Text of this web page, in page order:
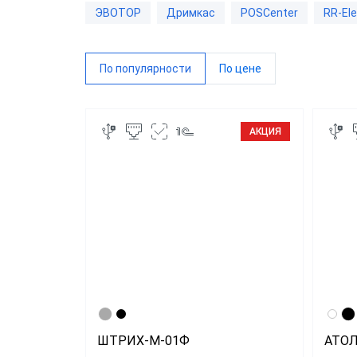
RR-
ЭВОТОР Дримкас POSCenter RR-
По популярности По цене
АКЦИЯ
ШТРИХ-М-01Ф